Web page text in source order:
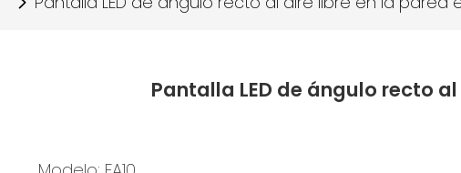
Pantalla LED de ángulo recto